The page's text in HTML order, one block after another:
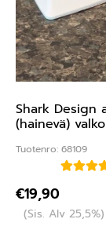
Shark Design
(hainevä)
Tuotenro: 68109
4.75/ 5
€19,90
(Sis. Alv 25,5%)